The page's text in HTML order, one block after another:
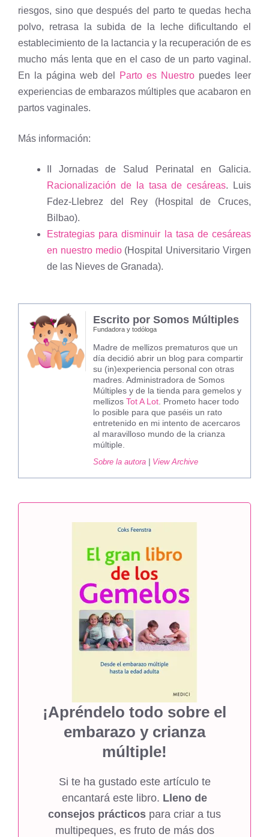
riesgos, sino que después del parto te quedas hecha
polvo, retrasa la subida de la leche dificultando el
establecimiento de la lactancia y la recuperación de es
mucho más lenta que en el caso de un parto vaginal.
En la página web del
Parto es Nuestro puedes leer
experiencias de embarazos múltiples que acabaron en
partos vaginales.
Más información:
II Jornadas de Salud Perinatal en Galicia.
Racionalización de la tasa de cesáreas. Luis
Fdez-Llebrez del Rey (Hospital de Cruces,
Bilbao).
Estrategias para disminuir la tasa de cesáreas
en nuestro medio(Hospital Universitario Virgen
de las Nieves de Granada).
Escrito por Somos Múltiples
Fundadora y todóloga
Madre de mellizos prematuros que un
día decidió abrir un blog para compartir
su (in)experiencia personal con otras
madres. Administradora de Somos
Múltiples y de la tienda para gemelos y
mellizos Tot A Lot . Prometo hacer todo
lo posible para que paséis un rato
entretenido en mi intento de acercaros
al maravilloso mundo de la crianza
múltiple.
Sobre la autora View Archive
¡Apréndelo todo sobre el
embarazo y crianza
múltiple!
Si te ha gustado este artículo te
encantará este libro. Lleno de
consejos prácticos para criar a tus
multipeques, es fruto de más dos